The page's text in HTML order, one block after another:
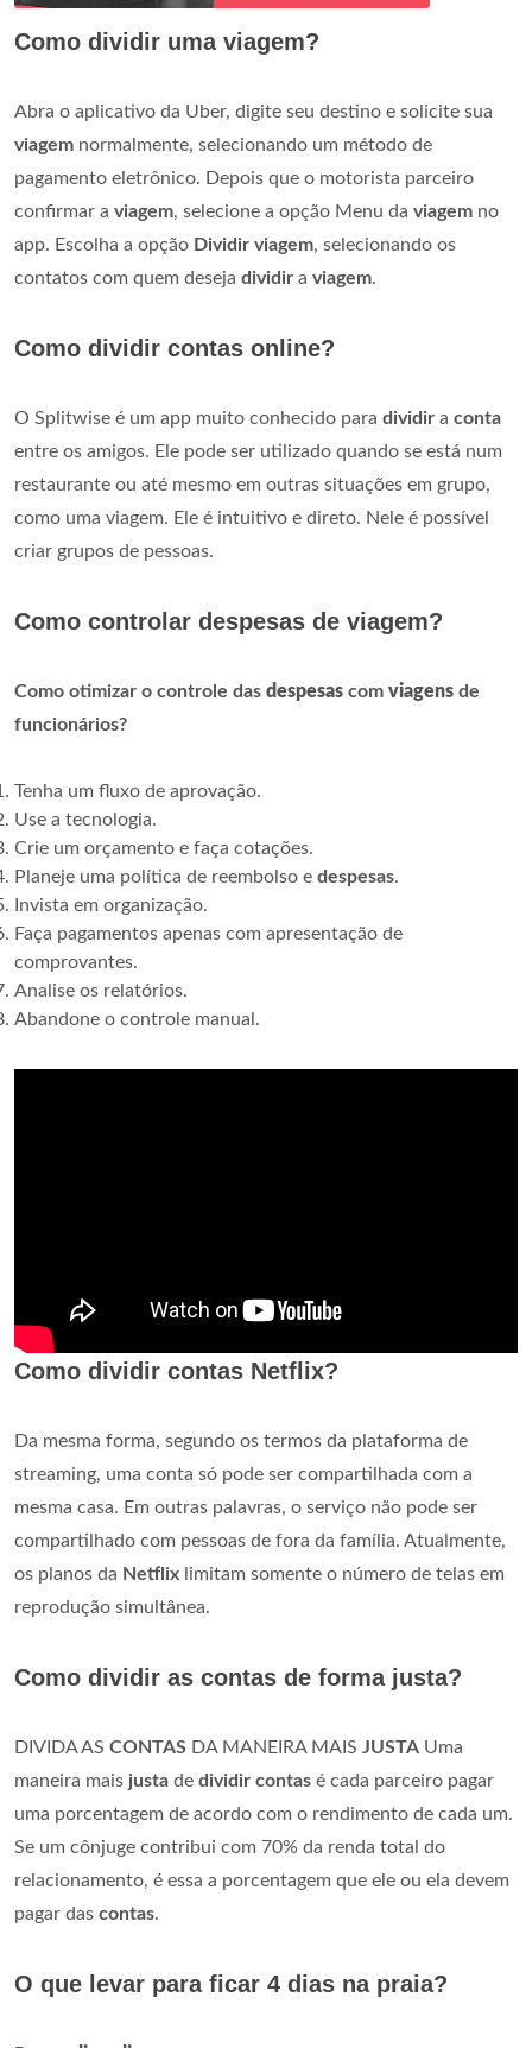
Como dividir uma viagem?
Abra o aplicativo da Uber, digite seu destino e solicite sua
viagem normalmente, selecionando um método de
pagamento eletrônico. Depois que o motorista parceiro
confirmar a viagem, selecione a opção Menu da viagem no
app. Escolha a opção Dividir viagem, selecionando os
contatos com quem deseja dividir a viagem.
Como dividir contas online?
O Splitwise é um app muito conhecido para dividir a conta
entre os amigos. Ele pode ser utilizado quando se está num
restaurante ou até mesmo em outras situações em grupo,
como uma viagem. Ele é intuitivo e direto. Nele é possível
criar grupos de pessoas.
Como controlar despesas de viagem?
Como otimizar o controle das despesas com viagens de
funcionários?
Tenha um fluxo de aprovação.
Use a tecnologia.
Crie um orçamento e faça cotações.
Planeje uma política de reembolso e despesas.
Invista em organização.
Faça pagamentos apenas com apresentação de
comprovantes.
Analise os relatórios.
Abandone o controle manual.
Como dividir contas Netflix?
Da mesma forma, segundo os termos da plataforma de
streaming, uma conta só pode ser compartilhada com a
mesma casa. Em outras palavras, o serviço não pode ser
compartilhado com pessoas de fora da família. Atualmente,
os planos da Netflix limitam somente o número de telas em
reprodução simultânea.
Como dividir as contas de forma justa?
DIVIDA AS CONTAS DA MANEIRA MAIS JUSTA Uma
maneira mais justa de dividir contas é cada parceiro pagar
uma porcentagem de acordo com o rendimento de cada um.
Se um cônjuge contribui com 70% da renda total do
relacionamento, é essa a porcentagem que ele ou ela devem
pagar das contas.
O que levar para ficar 4 dias na praia?